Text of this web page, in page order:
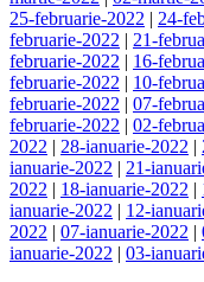
25-februarie-2022 | 24-
februarie-2022 | 21-
februarie-2022 | 16-
februarie-2022 | 10-
februarie-2022 | 07-
februarie-2022 | 02-
2022 | 28-ianuarie-2022 |
ianuarie-2022 | 21-
2022 | 18-ianuarie-2022 |
ianuarie-2022 | 12-
2022 | 07-ianuarie-2022 |
ianuarie-2022 | 03-